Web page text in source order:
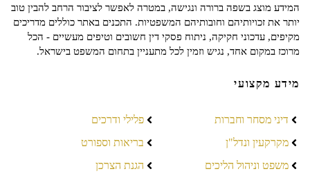
המידע מוצג בשפה ברורה ונגישה, במטרה לאפשר לציבור הרחב להבין טוב
יותר את זכויותיהם וחובותיהם המשפטיות. התכנים באתר כוללים מדריכים
מקיפים, עדכוני חקיקה, ניתוח פסקי דין חשובים וטיפים מעשיים - הכל
מרוכז במקום אחד, נגיש וזמין לכל מתעניין בתחום המשפט בישראל.
מידע מקצועי
דיני מסחר וחברות
מקרקעין ונדל"ן
משפט וניהול הליכים
פלילי ודרכים
בריאות וספורט
הגנת הצרכן